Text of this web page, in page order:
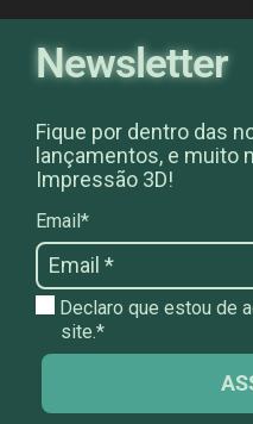
Newsletter
Fique por dentro das
lançamentos, e muito
Impressão 3D!
Email*
Declaro que estou de
site.*